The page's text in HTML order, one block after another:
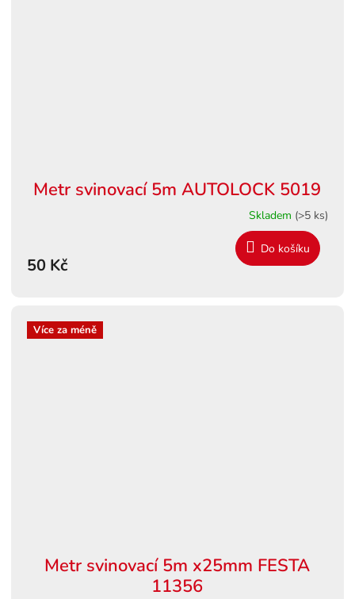
Metr svinovací 5m AUTOLOCK 5019
Skladem (>5 ks)
50 Kč
Do košíku
Více za méně
Metr svinovací 5m x25mm FESTA
11356